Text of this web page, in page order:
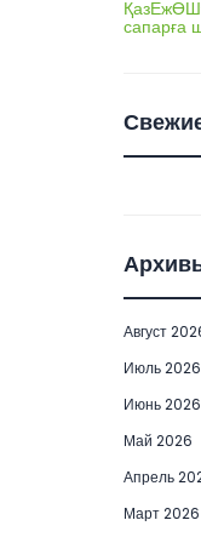
сапарға
Август
Июль 2026
Июнь 2026
Май 2026
Апрель
Март 2026